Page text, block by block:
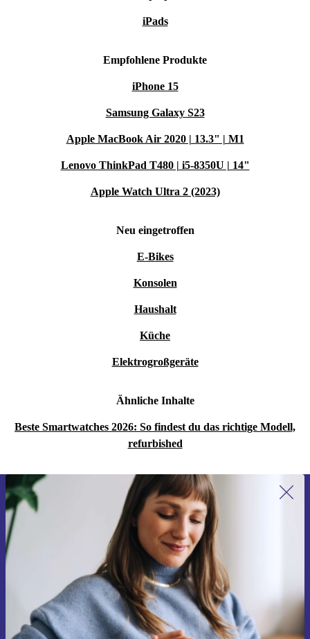
iPads
Empfohlene Produkte
iPhone 15
Samsung Galaxy S23
Apple MacBook Air 2020 | 13.3" | M1
Lenovo ThinkPad T480 | i5-8350U | 14"
Apple Watch Ultra 2 (2023)
Neu eingetroffen
E-Bikes
Konsolen
Haushalt
Küche
Elektrogroßgeräte
Ähnliche Inhalte
Beste Smartwatches 2026: So findest du das richtige Modell,
refurbished
Erstmals zum Newsletter anmelden,
15 € sparen!
Verpasse kein Angebot mehr.
Gutschein anfordern
Informationen über die Verwendung personenbezogener Daten findest